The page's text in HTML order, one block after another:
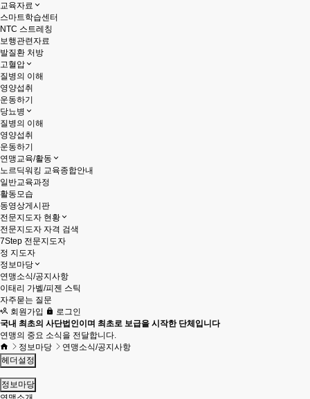
교육자료
스마트학습센터
NTC 스트레칭
보행관련자료
발질환 처방
고혈압
질병의 이해
영양섭취
운동하기
당뇨병
질병의 이해
영양섭취
운동하기
연맹교육/활동
노르딕워킹 교육종합안내
일반교육과정
활동모습
동영상게시판
전문지도자 현황
전문지도자 자격 검색
7Step 전문지도자
정 지도자
정보마당
연맹소식/공지사항
이태리 가벨/피젠 스틱
자주묻는 질문
회원가입
로그인
국내 최초의 사단법인이며 최초로 보급을 시작한 단체입니다
연맹의 중요 소식을 전달합니다.
정보마당
연맹소식/공지사항
헤더설정
정보마당